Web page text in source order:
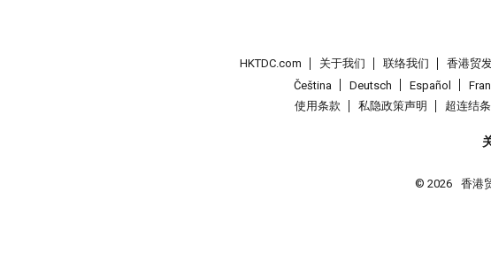
HKTDC.com 关于我们 联络我们 香港贸
Čeština
Deutsch Español
使用条款
私隐政策声明 超连结
© 2026 香港